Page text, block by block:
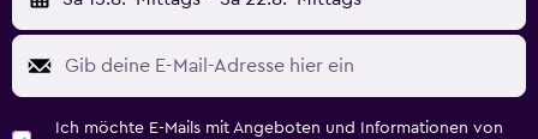
Ich möchte E-Mails mit Angeboten und Informationen von